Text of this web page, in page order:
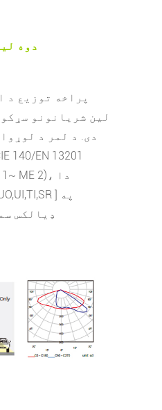
دوه
پراخه توزیع د
لین شریانونو
دی. د لمر د
ډیالکس